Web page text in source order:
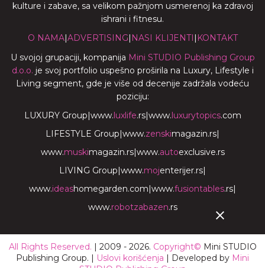
kulture i zabave, sa velikom pažnjom usmerenoj ka zdravoj
ishrani i fitnesu.
O NAMA|ADVERTISING| NASI KLIJENTI | KONTAKT
U svojoj grupaciji, kompanija Mini STUDIO Publishing Group
d.o.o. je svoj portfolio uspešno proširila na Luxury, Lifestyle i
Living segment, gde je više od decenije zadržala vodeću
poziciju:
LUXURY Group|www.luxlife.rs|www.luxurytopics.com
LIFESTYLE Group|www.zenskimagazin.rs|
www.muskimagazin.rs|www.autoexclusive.rs
LIVING Group|www.mojenterijer.rs|
www.ideashomegarden.com|www.fusiontables.rs|
www.robotzabazen.rs
All Rights Reserved. | 2009 - 2026. Copyright© Mini STUDIO
Publishing Group. | Uslovi korišćenja | Developed by Mini